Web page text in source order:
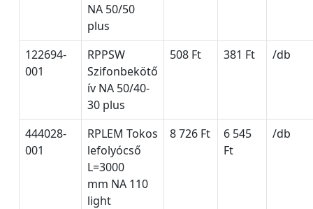
NA 50/50
plus
122694-
001
RPPSW
Szifonbekötő
ív NA 50/40-
30 plus
508 Ft 381 Ft /db
444028-
001
RPLEM Tokos
lefolyócső
L=3000
mm NA 110
light
8 726 Ft
6 545
Ft
/db